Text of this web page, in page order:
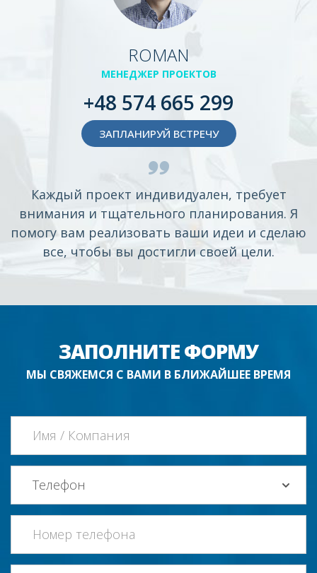
ROMAN
МЕНЕДЖЕР ПРОЕКТОВ
+48 574 665 299
ЗАПЛАНИРУЙ ВСТРЕЧУ
Каждый проект индивидуален, требует
внимания и тщательного планирования. Я
помогу вам реализовать ваши идеи и сделаю
все, чтобы вы достигли своей цели.
ЗАПОЛНИТЕ ФОРМУ
МЫ СВЯЖЕМСЯ С ВАМИ В БЛИЖАЙШЕЕ ВРЕМЯ